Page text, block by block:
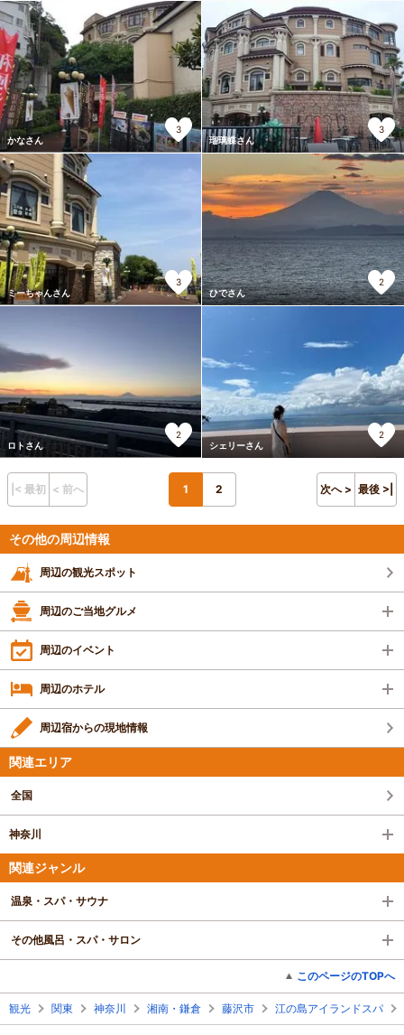
かなさん
3
瑠璃蝶さん
3
ミーちゃんさん
3
ひでさん
2
ロトさん
2
シェリーさん
2
|< 最初 < 前へ 1 2 次へ > 最後 >|
その他の周辺情報
周辺の観光スポット
周辺のご当地グルメ
周辺のイベント
周辺のホテル
周辺宿からの現地情報
関連エリア
全国
神奈川
関連ジャンル
温泉・スパ・サウナ
その他風呂・スパ・サロン
このページのTOPへ
観光 関東 神奈川 湘南・鎌倉 藤沢市 江の島アイランドスパ